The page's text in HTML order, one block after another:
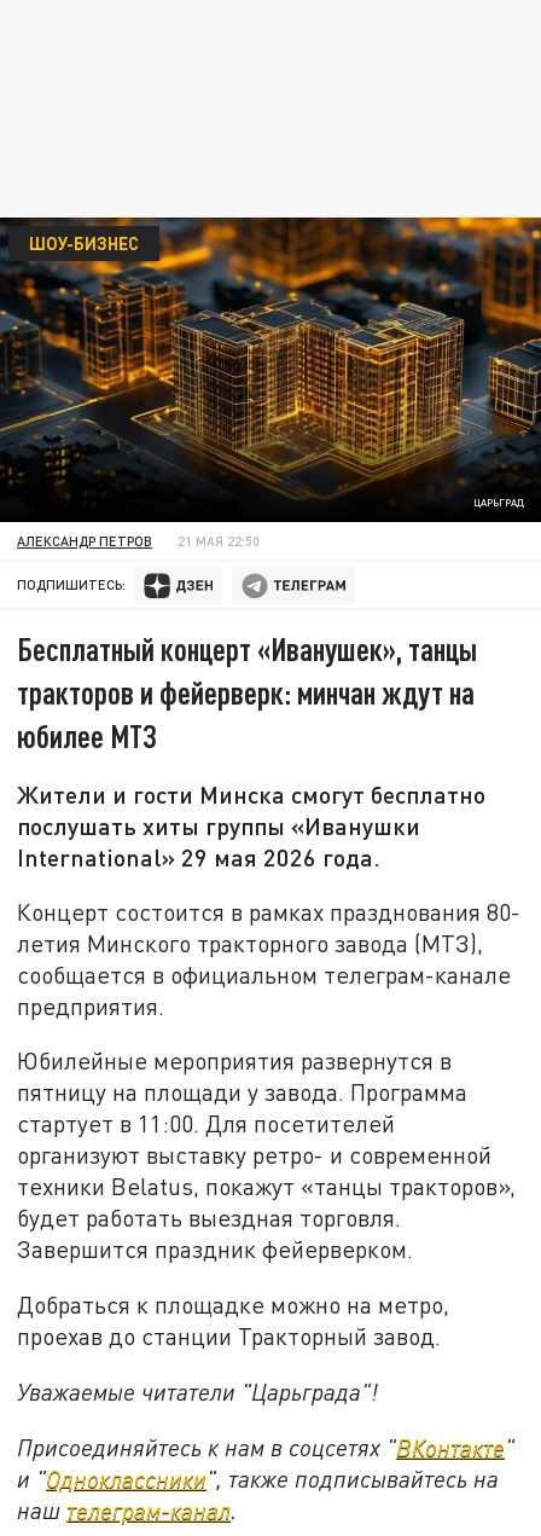
ЦАРЬГРАД
ШОУ-БИЗНЕС
АЛЕКСАНДР ПЕТРОВ 21 МАЯ 22:50
ПОДПИШИТЕСЬ:
Бесплатный концерт «Иванушек», танцы
тракторов и фейерверк: минчан ждут на
юбилее МТЗ
Жители и гости Минска смогут бесплатно
послушать хиты группы «Иванушки
International» 29 мая 2026 года.
Концерт состоится в рамках празднования 80-
летия Минского тракторного завода (МТЗ),
сообщается в официальном телеграм-канале
предприятия.
Юбилейные мероприятия развернутся в
пятницу на площади у завода. Программа
стартует в 11:00. Для посетителей
организуют выставку ретро- и современной
техники Belatus, покажут «танцы тракторов»,
будет работать выездная торговля.
Завершится праздник фейерверком.
Добраться к площадке можно на метро,
проехав до станции Тракторный завод.
Уважаемые читатели "Царьграда"!
Присоединяйтесь к нам в соцсетях "ВКонтакте"
и "Одноклассники", также подписывайтесь на
наш телеграм-канал